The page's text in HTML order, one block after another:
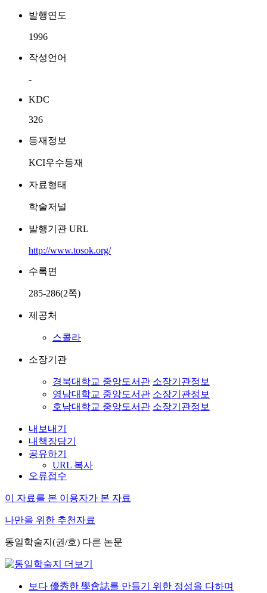
발행연도
1996
작성언어
-
KDC
326
등재정보
KCI우수등재
자료형태
학술저널
발행기관 URL
http://www.tosok.org/
수록면
285-286(2쪽)
제공처
스콜라
소장기관
경북대학교 중앙도서관 소장기관정보
영남대학교 중앙도서관 소장기관정보
호남대학교 중앙도서관 소장기관정보
내보내기
내책장담기
공유하기
URL 복사
오류접수
이 자료를 본 이용자가 본 자료
나만을 위한 추천자료
동일학술지(권/호) 다른 논문
보다 優秀한 學會誌를 만들기 위한 정성을 다하며